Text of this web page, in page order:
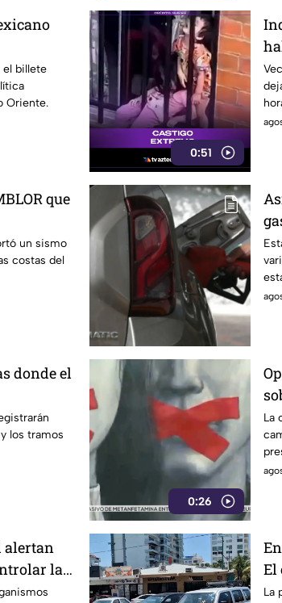
el billete
Oriente.
0:51
que
un sismo
costas del
donde el
los tramos
0:26
La
alertan
la
El
La